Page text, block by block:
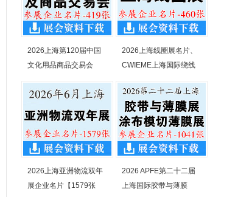
2026上海第120届中国
文化用品商品交易会
2026上海线圈展名片、
CWIEME上海国际绕线
2026上海亚洲物流双年
展企业名片【1579张
2026 APFE第二十二届
上海国际胶带与薄膜